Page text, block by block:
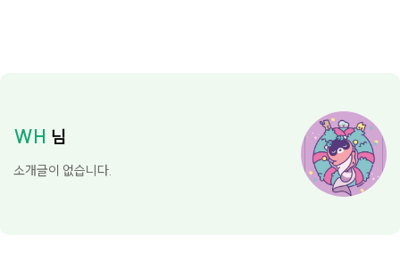
WH 님
소개글이 없습니다.